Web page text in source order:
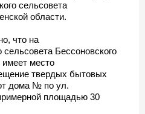
сельсовета
области.
что на
сельсовета Бессоновского
имеет место
твердых бытовых
дома № по ул.
площадью 30